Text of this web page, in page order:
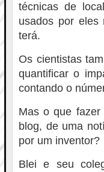
técnicas de
usados por eles
terá.
Os cientistas
quantificar o
contando o
Mas o que
blog, de uma
por um inventor?
Blei e seu